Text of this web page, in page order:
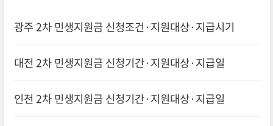
광주 2차 민생지원금 신청조건·지원대상·지급시기
대전 2차 민생지원금 신청기간·지원대상·지급일
인천 2차 민생지원금 신청기간·지원대상·지급일